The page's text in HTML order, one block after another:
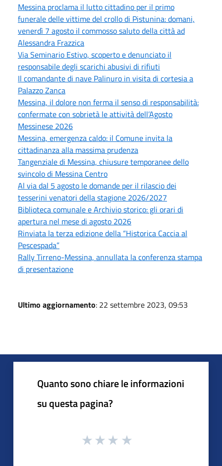
Messina proclama il lutto cittadino per il primo
funerale delle vittime del crollo di Pistunina: domani,
venerdì 7 agosto il commosso saluto della città ad
Alessandra Frazzica
Via Seminario Estivo, scoperto e denunciato il
responsabile degli scarichi abusivi di rifiuti
Il comandante di nave Palinuro in visita di cortesia a
Palazzo Zanca
Messina, il dolore non ferma il senso di responsabilità:
confermate con sobrietà le attività dell’Agosto
Messinese 2026
Messina, emergenza caldo: il Comune invita la
cittadinanza alla massima prudenza
Tangenziale di Messina, chiusure temporanee dello
svincolo di Messina Centro
Al via dal 5 agosto le domande per il rilascio dei
tesserini venatori della stagione 2026/2027
Biblioteca comunale e Archivio storico: gli orari di
apertura nel mese di agosto 2026
Rinviata la terza edizione della “Historica Caccia al
Pescespada”
Rally Tirreno-Messina, annullata la conferenza stampa
di presentazione
Ultimo aggiornamento: 22 settembre 2023, 09:53
Quanto sono chiare le informazioni
su questa pagina?